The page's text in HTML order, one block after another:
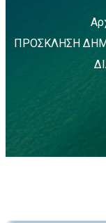
ΠΡΟΣΚΛΗΣΗ